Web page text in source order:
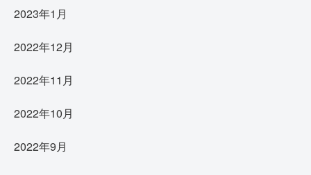
2023年1月
2022年12月
2022年11月
2022年10月
2022年9月